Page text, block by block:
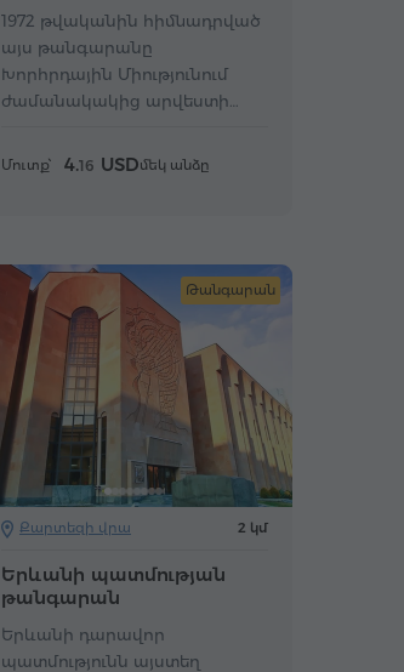
1972 թվականին հիմնադրված
այս թանգարանը
Խորհրդային Միությունում
ժամանակակից արվեստի
Մուտք՝ 4.16 USDմեկ անձը
Թանգարան
Քարտեզի վրա 2 կմ
Երևանի պատմության
թանգարան
Երևանի դարավոր
պատմությունն այստեղ